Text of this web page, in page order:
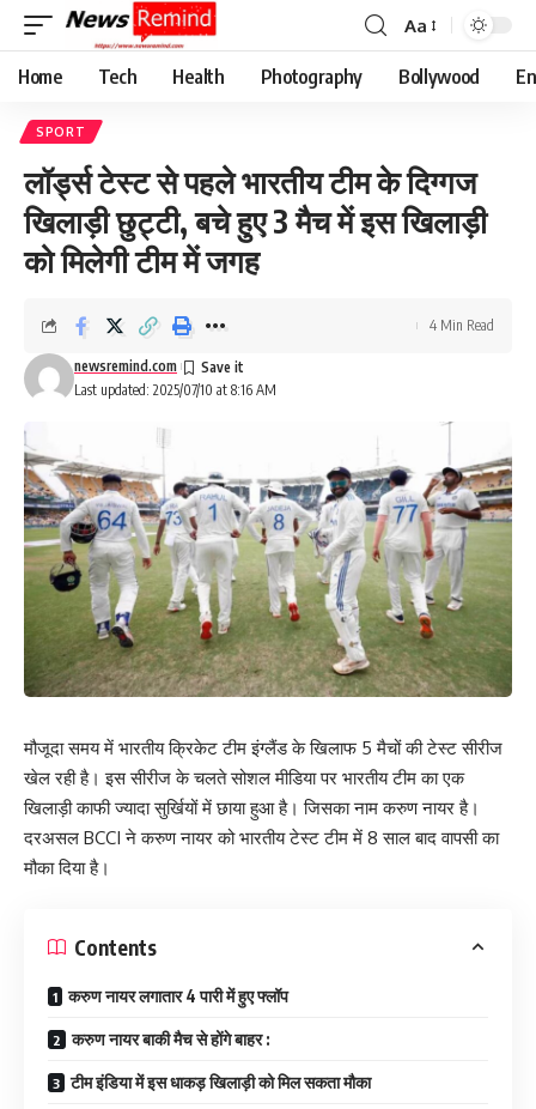
Font
Resizer
Aa
Home Tech Health Photography Bollywood
SPORT
लॉर्ड्स टेस्ट से पहले भारतीय टीम के दिग्गज
खिलाड़ी छुट्टी, बचे हुए 3 मैच में इस खिलाड़ी
को मिलेगी टीम में जगह
Last updated: 2025/07/10 at 8:16 AM
newsremind.com
4 Min Read
मौजूदा समय में भारतीय क्रिकेट टीम इंग्लैंड के खिलाफ 5 मैचों की टेस्ट सीरीज
खेल रही है। इस सीरीज के चलते सोशल मीडिया पर भारतीय टीम का एक
खिलाड़ी काफी ज्यादा सुर्खियों में छाया हुआ है। जिसका नाम करुण नायर है।
दरअसल BCCI ने करुण नायर को भारतीय टेस्ट टीम में 8 साल बाद वापसी का
मौका दिया है।
Contents
करुण नायर लगातार 4 पारी में हुए फ्लॉप
करुण नायर बाकी मैच से होंगे बाहर :
टीम इंडिया में इस धाकड़ खिलाड़ी को मिल सकता मौका